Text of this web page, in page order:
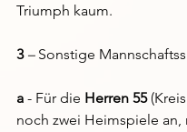
Triumph kaum.
3 – Sonstige
a - Für die Herren 55
noch zwei Heimspiele an,